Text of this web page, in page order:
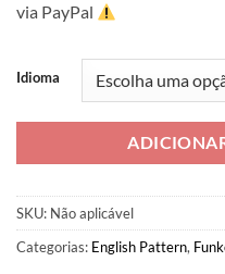
via PayPal
Idioma
SKU: Não aplicável
Categorias: English Pattern,